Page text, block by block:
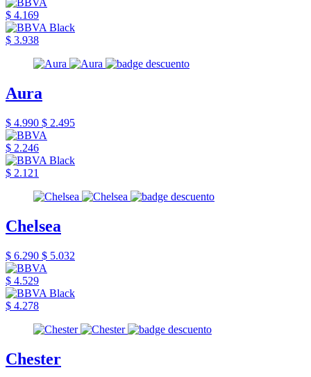
$ 4.169
$ 3.938
Aura
$ 4.990 $ 2.495
$ 2.246
$ 2.121
Chelsea
$ 6.290 $ 5.032
$ 4.529
$ 4.278
Chester